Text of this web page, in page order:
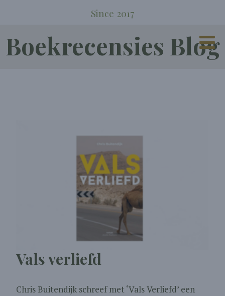
Since 2017
Boekrecensies Blog
Vals verliefd
Chris Buitendijk schreef met ‘Vals Verliefd’ een